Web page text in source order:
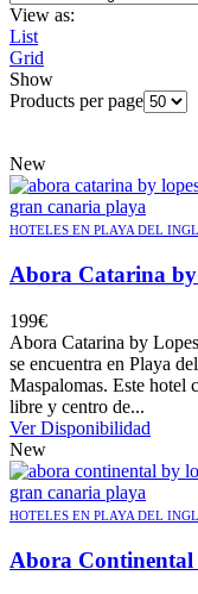
View as:
List
Grid
Show
Products per page
New
HOTELES EN PLAYA DEL
Abora Catarina
199€
Abora Catarina by
se encuentra en Playa
Maspalomas. Este hotel
libre y centro de...
Ver Disponibilidad
New
HOTELES EN PLAYA DEL
Abora Continental